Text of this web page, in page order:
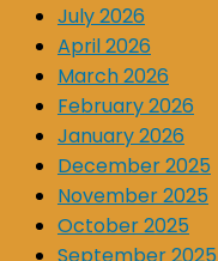
July 2026
April 2026
March 2026
February 2026
January 2026
December 2025
November 2025
October 2025
September 2025